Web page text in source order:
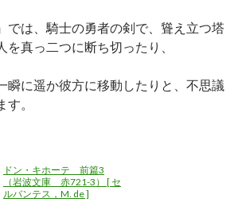
では、騎士の勇者の剣で、聳え立つ塔
真っ二つに断ち切ったり、
瞬に遥か彼方に移動したりと、不思議
。
ドン・キホーテ 前篇3
（岩波文庫 赤721-3） [ セ
ルバンテス，M. de ]